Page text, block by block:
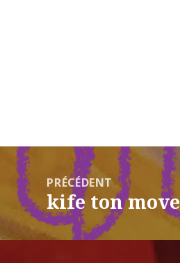
Navigation
l’article
PRÉCÉDENT
Article
précédent :
kife ton move